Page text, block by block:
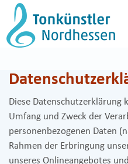
Zum
Inhalt
springen
Diese Datenschutzerklärung
Umfang und Zweck der
personenbezogenen Daten
Rahmen der Erbringung
unseres Onlineangebotes